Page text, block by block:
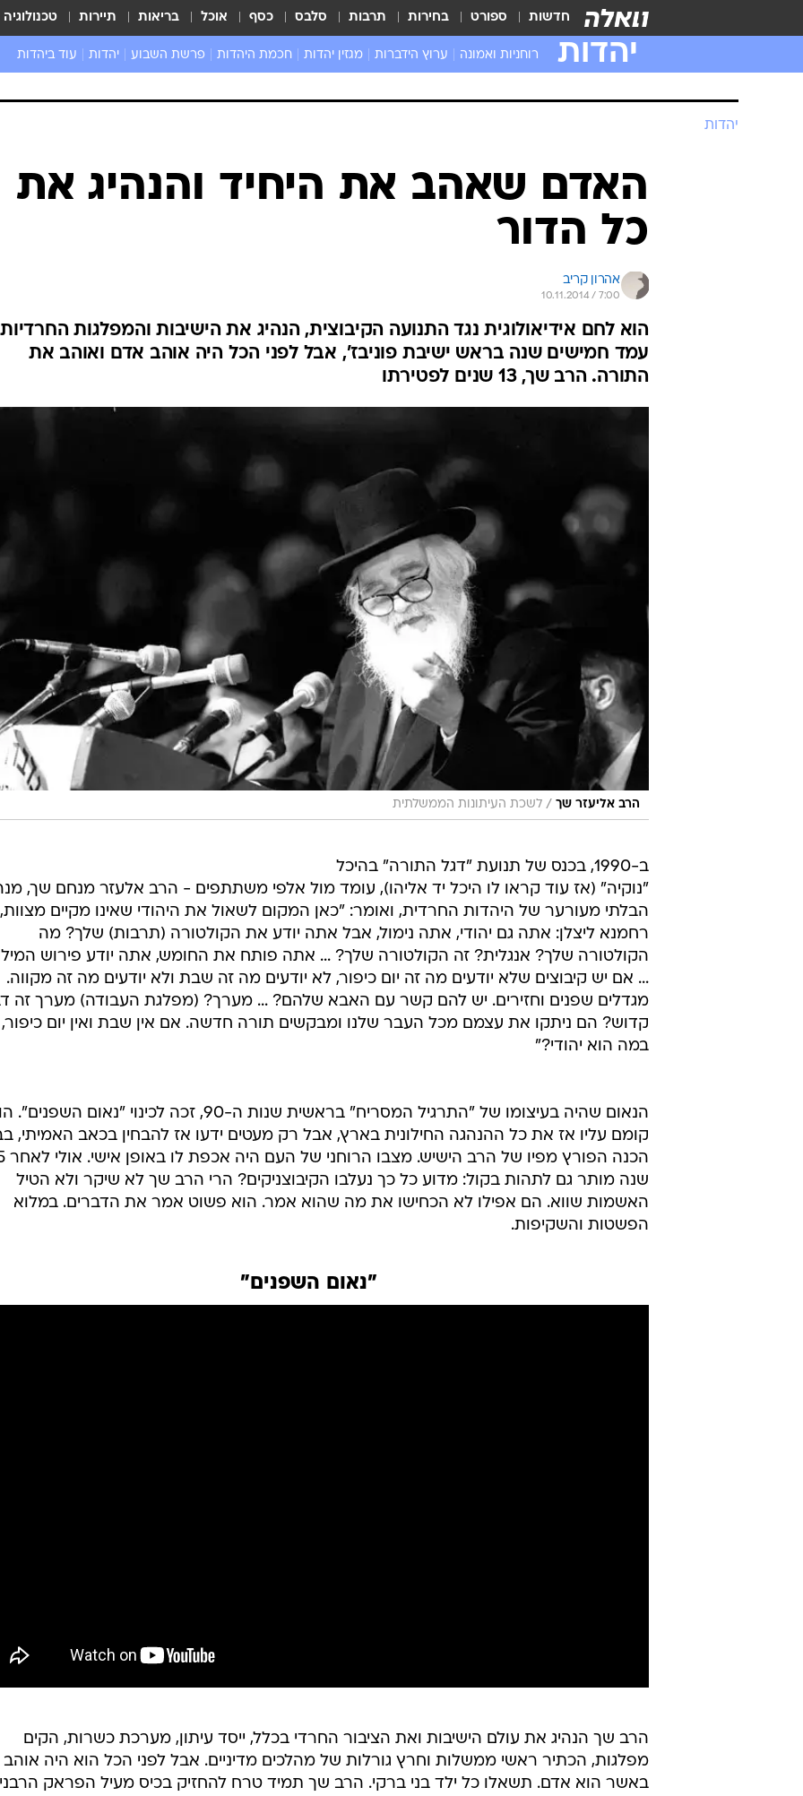
חדשות ספורט בחירות תרבות סלבס כסף אוכל בריאות תיירות טכנולוגיה
יהדות רוחניות ואמונה ערוץ הידברות מגזין יהדות חכמת היהדות פרשת השבוע יהדות עוד ביהדות
יהדות
האדם שאהב את היחיד והנהיג את
כל הדור
אהרון קריב
10.11.2014 / 7:00
הוא לחם אידיאולוגית נגד התנועה הקיבוצית, הנהיג את הישיבות והמפלגות
עמד חמישים שנה בראש ישיבת פוניבז', אבל לפני הכל היה אוהב אדם ואוהב את
התורה. הרב שך, 13 שנים לפטירתו
הרב אליעזר שך / לשכת העיתונות הממשלתית
ב-1990, בכנס של תנועת "דגל התורה" בהיכל
"נוקיה" (אז עוד קראו לו היכל יד אליהו), עומד מול אלפי משתתפים - הרב אלעזר מנחם שך,
הבלתי מעורער של היהדות החרדית, ואומר: "כאן המקום לשאול את היהודי שאינו מקיים מצוות,
רחמנא ליצלן: אתה גם יהודי, אתה נימול, אבל אתה יודע את הקולטורה (תרבות) שלך? מה
הקולטורה שלך? אנגלית? זה הקולטורה שלך? ... אתה פותח את החומש, אתה יודע פירוש
... אם יש קיבוצים שלא יודעים מה זה יום כיפור, לא יודעים מה זה שבת ולא יודעים מה זה מקווה.
מגדלים שפנים וחזירים. יש להם קשר עם האבא שלהם? ... מערך? (מפלגת העבודה) מערך זה
קדוש? הם ניתקו את עצמם מכל העבר שלנו ומבקשים תורה חדשה. אם אין שבת ואין יום
במה הוא יהודי?"
הנאום שהיה בעיצומו של "התרגיל המסריח" בראשית שנות ה-90, זכה לכינוי "נאום
קומם עליו אז את כל ההנהגה החילונית בארץ, אבל רק מעטים ידעו אז להבחין בכאב האמיתי,
הכנה הפורץ
שנה מותר גם לתהות בקול: מדוע כל כך נעלבו הקיבוצניקים? הרי הרב שך לא שיקר ולא הטיל
האשמות שווא. הם אפילו לא הכחישו את מה שהוא אמר. הוא פשוט אמר את הדברים. במלוא
הפשטות והשקיפות.
"נאום השפנים"
הרב שך הנהיג את עולם הישיבות ואת הציבור החרדי בכלל, ייסד עיתון, מערכת כשרות, הקים
מפלגות, הכתיר ראשי ממשלות וחרץ גורלות של מהלכים מדיניים. אבל לפני הכל הוא היה
באשר הוא אדם. תשאלו כל ילד בני ברקי. הרב שך תמיד טרח להחזיק בכיס מעיל הפראק